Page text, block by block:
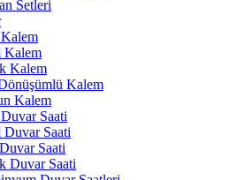
Setleri
Kalem
Kalem
Kalem
Kalem
Saati
Duvar Saati
Saati
Duvar Saati